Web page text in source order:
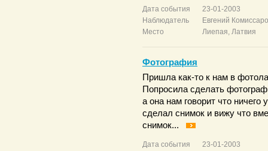
Дата события
23-01-2003
Наблюдатель
Евгений
Место
Лиепая, Латвия
Фотография
Пришла как-то к нам в
Попросила сделать
а она нам говорит что
сделал снимок и вижу что
снимок...
Дата события
23-01-2003